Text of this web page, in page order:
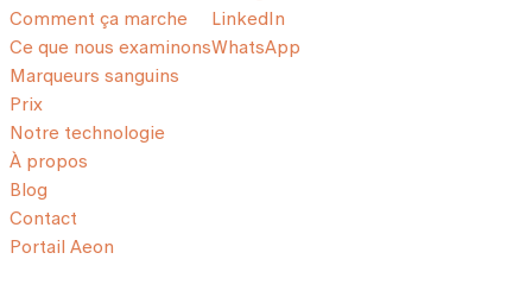
Comment ça marche
Ce que nous examinons
Marqueurs sanguins
Prix
Notre technologie
À propos
Blog
Contact
Portail Aeon
LinkedIn
WhatsApp